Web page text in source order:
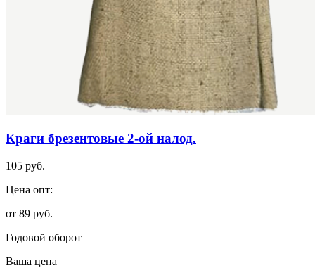
Краги брезентовые 2-ой налод.
105 руб.
Цена опт:
от 89 руб.
Годовой оборот
Ваша цена